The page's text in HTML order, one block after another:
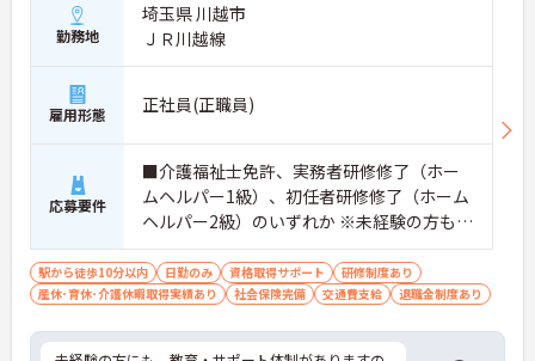
勤務地
埼玉県 川越市
ＪＲ川越線
雇用形態 正社員(正職員)
応募要件
■介護福祉士免許、実務者研修修了（ホー
ムヘルパー1級）、初任者研修修了（ホーム
ヘルパー2級）のいずれか ※未経験の方も相
談可 ■普通自動車運転免許（MT）必須
駅から徒歩10分以内 日勤のみ 資格取得サポート
研修制度あり
産休･育休･介護休暇取得実績あり
社会保険完備 交通費支給 退職金制度あり